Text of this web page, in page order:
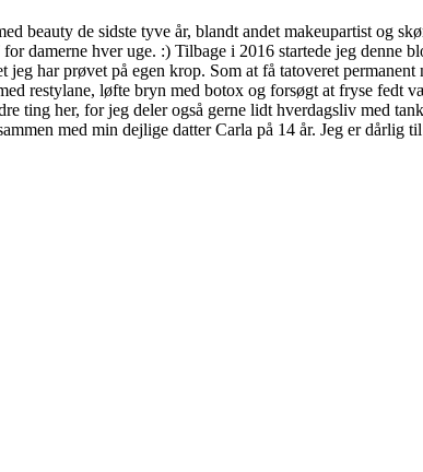
beauty de sidste tyve år, blandt andet makeupartist og
damerne hver uge. :) Tilbage i 2016 startede jeg denne
har prøvet på egen krop. Som at få tatoveret permanent
restylane, løfte bryn med botox og forsøgt at fryse fedt
her, for jeg deler også gerne lidt hverdagsliv med
med min dejlige datter Carla på 14 år. Jeg er dårlig